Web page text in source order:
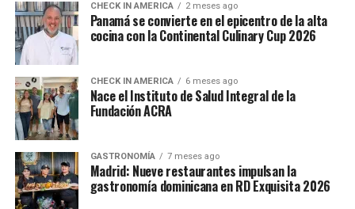
CHECK IN AMERICA 2 meses ago
Panamá se convierte en el epicentro de la alta
cocina con la Continental Culinary Cup 2026
CHECK IN AMERICA 6 meses ago
Nace el Instituto de Salud Integral de la
Fundación ACRA
GASTRONOMÍA 7 meses ago
Madrid: Nueve restaurantes impulsan la
gastronomía dominicana en RD Exquisita 2026